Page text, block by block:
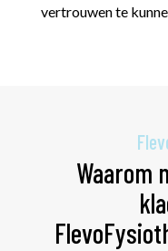
vertrouwen te
Waarom